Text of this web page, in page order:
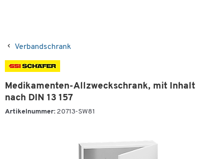
Verbandschrank
Medikamenten-Allzweckschrank, mit Inhalt
nach DIN 13 157
Artikelnummer: 20713-SW81